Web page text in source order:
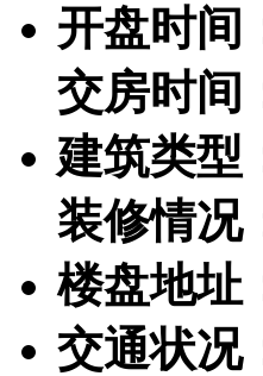
开盘时间
交房时间
建筑类型
装修情况
楼盘地址
交通状况